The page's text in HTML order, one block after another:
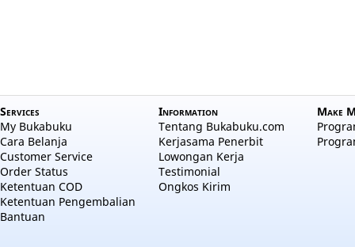
Services
My Bukabuku
Cara Belanja
Customer Service
Order Status
Ketentuan COD
Ketentuan Pengembalian
Bantuan
Information
Tentang Bukabuku.com
Kerjasama Penerbit
Lowongan Kerja
Testimonial
Ongkos Kirim
Make